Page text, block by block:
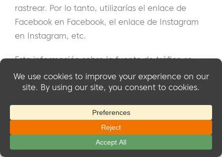
rastrear. Por lo tanto, utilizarías el enlace de
Facebook en Facebook, el enlace de Instagram
en Instagram, etc.
Esta información sobre la fuente de tráfico se
almacenará en su cuenta de afiliado en la
secciónDatos de campo personalizados. Una vez
segmentar a sus clientes en función de la fuente
de tráfico. Como resultado, usted tendrá una
comprensión clara de dónde vienen sus